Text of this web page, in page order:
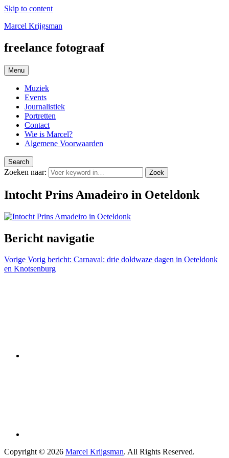
Skip to content
Marcel Krijgsman
freelance fotograaf
Menu
Muziek
Events
Journalistiek
Portretten
Contact
Wie is Marcel?
Algemene Voorwaarden
Search
Zoeken naar: Zoek
Intocht Prins Amadeiro in Oeteldonk
Bericht navigatie
Vorige Vorig bericht: Carnaval: drie doldwaze dagen in Oeteldonk
en Knotsenburg
Copyright © 2026 Marcel Krijgsman. All Rights Reserved.